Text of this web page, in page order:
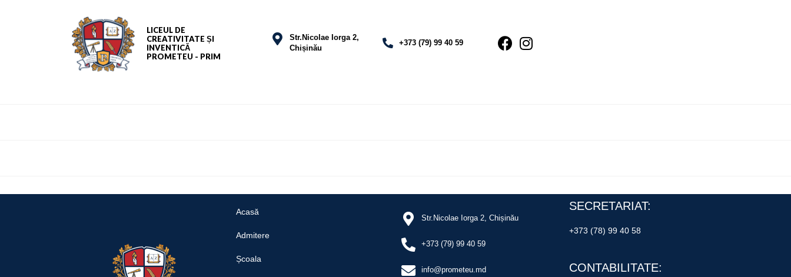
LICEUL DE
CREATIVITATE ȘI
INVENTICĂ
PROMETEU - PRIM
Str.Nicolae Iorga 2,
Chișinău
+373 (79) 99 40 59
Acasă
Admitere
Școala
Str.Nicolae Iorga 2, Chișinău
+373 (79) 99 40 59
info@prometeu.md
SECRETARIAT:
+373 (78) 99 40 58
CONTABILITATE: